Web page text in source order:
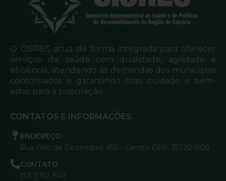
O CISREC atua de forma integrada para oferecer
serviços de saúde com qualidade, agilidade e
eficiência, atendendo às demandas dos municípios
consorciados e garantindo mais cuidado e bem-
estar para a população.
CONTATOS E INFORMAÇÕES
ENDEREÇO
Rua Oito de Dezembro, 650 - Centro CEP: 35720-000
CONTATO
(31) 3712 1541